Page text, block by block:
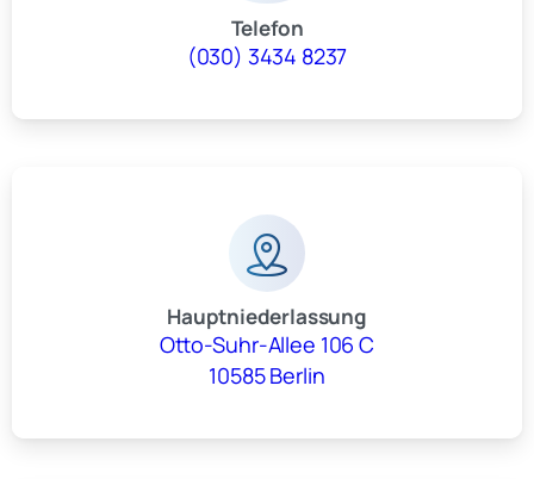
Telefon
(030) 3434 8237
Hauptniederlassung
Otto-Suhr-Allee 106 C
10585 Berlin